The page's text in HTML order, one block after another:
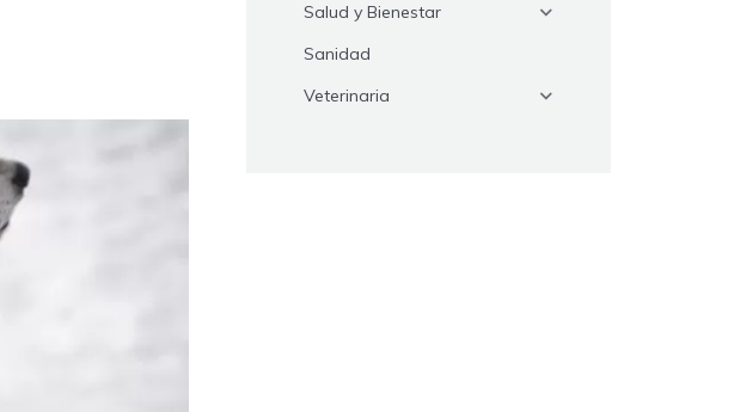
Salud y Bienestar
Sanidad
Veterinaria